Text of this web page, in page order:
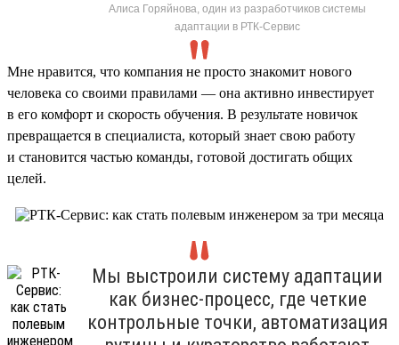
Алиса Горяйнова, один из разработчиков системы
адаптации в РТК-Сервис
Мне нравится, что компания не просто знакомит нового
человека со своими правилами — она активно инвестирует
в его комфорт и скорость обучения. В результате новичок
превращается в специалиста, который знает свою работу
и становится частью команды, готовой достигать общих
целей.
Мы выстроили систему адаптации
как бизнес-процесс, где четкие
контрольные точки, автоматизация